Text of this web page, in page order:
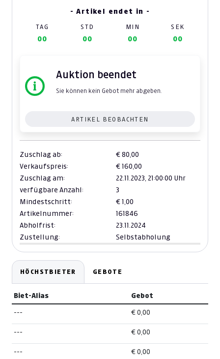
- Artikel endet in -
TAG STD MIN SEK
00 00 00 00
Auktion beendet
Sie können kein Gebot mehr abgeben.
ARTIKEL BEOBACHTEN
Zuschlag ab:
€ 80,00
Verkaufspreis:
€ 160,00
Zuschlag am:
22.11.2023, 21:00:00 Uhr
verfügbare Anzahl:
3
Mindestschritt:
€ 1,00
Artikelnummer:
161846
Abholfrist:
23.11.2024
Zustellung:
Selbstabholung
HÖCHSTBIETER GEBOTE
Biet-Alias Gebot
--- € 0,00
--- € 0,00
--- € 0,00